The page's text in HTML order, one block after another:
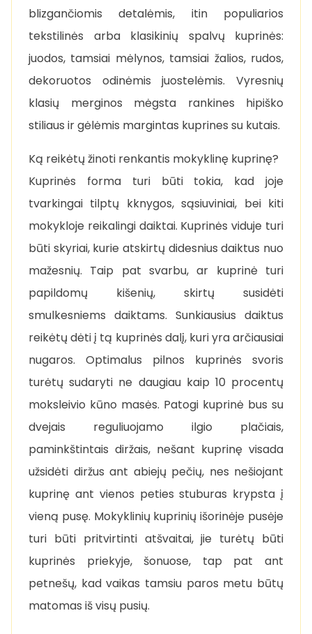
blizgančiomis detalėmis, itin populiarios
tekstilinės arba klasikinių spalvų kuprinės:
juodos, tamsiai mėlynos, tamsiai žalios, rudos,
dekoruotos odinėmis juostelėmis. Vyresnių
klasių merginos mėgsta rankines hipiško
stiliaus ir gėlėmis margintas kuprines su kutais.
Ką reikėtų žinoti renkantis mokyklinę kuprinę?
Kuprinės forma turi būti tokia, kad joje
tvarkingai tilptų kknygos, sąsiuviniai, bei kiti
mokykloje reikalingi daiktai. Kuprinės viduje turi
būti skyriai, kurie atskirtų didesnius daiktus nuo
mažesnių. Taip pat svarbu, ar kuprinė turi
papildomų kišenių, skirtų susidėti
smulkesniems daiktams. Sunkiausius daiktus
reikėtų dėti į tą kuprinės dalį, kuri yra arčiausiai
nugaros. Optimalus pilnos kuprinės svoris
turėtų sudaryti ne daugiau kaip 10 procentų
moksleivio kūno masės. Patogi kuprinė bus su
dvejais reguliuojamo ilgio plačiais,
paminkštintais diržais, nešant kuprinę visada
užsidėti diržus ant abiejų pečių, nes nešiojant
kuprinę ant vienos peties stuburas krypsta į
vieną pusę. Mokyklinių kuprinių išorinėje pusėje
turi būti pritvirtinti atšvaitai, jie turėtų būti
kuprinės priekyje, šonuose, tap pat ant
petnešų, kad vaikas tamsiu paros metu būtų
matomas iš visų pusių.